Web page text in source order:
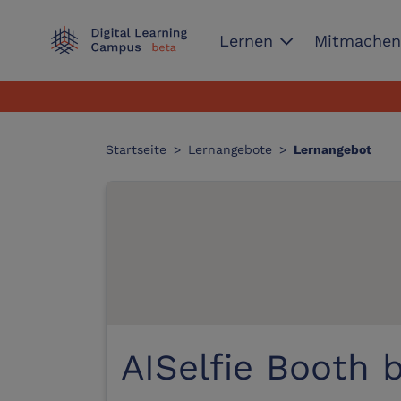
Lernen expand_more Mitmachen
Startseite > Lernangebote > Lernangebot
AISelfie Booth